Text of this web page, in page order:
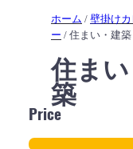
ホーム / 壁掛け
ー / 住まい・建築
住ま
築
Price